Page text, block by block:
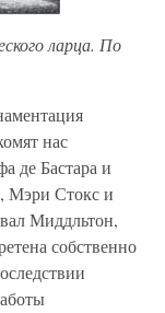
ларца. По
нас
де Бастара и
Мэри Стокс и
Миддльтон,
собственно